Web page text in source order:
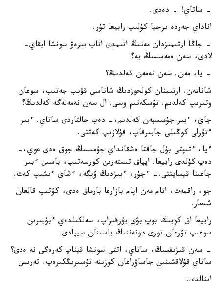
- ساتاي! - دەدى.
اناداي جەردە ىرجيا كۇلىپ رابيعا تۇر.
- جاڭا ارتىمىزدان مەنىڭ اتىمدى اتاپ بىرەۋ سونشا ايقاي-
لادى، سەن ەمەسسىڭ بە؟
- يا، مەن. سەن نەمەن كەلدىڭ؟
شانامەن. ارتىمنان كولحوزدىڭ شاناسى قۋىپ جەتىپ، سوعان
وتىرىپ كەلدىم. تۇسكەنىم وسى. ال سەن نەمەنەگە كەلدىڭ؟
جاي، ءبىر جۇمىسپەن كەلدىم،- دەپ جالتاردى ساتاي. ءبىر
ءتۇرلى كوڭىلى جابىرقاپ، قۇلازىپ كەتتى.
ءيا، ءتىپتى بۇل جاقتا ەشقانداي جۇمىسىڭ جوق ەدى عوي،-
دەپ كۇلدى رابيعا. اپپاق تىستەرىن كورسەتىپ، باسىن ءبىر
جاعىنا قيسايتتى.- ءجۇر، ءبىزدىڭ ۇيگە، ءشاي ءىشىپ كەت.
جو، راقمەت، اتام مەن اپام بازارعا بارماق ەدى، كۇتىپ قالعان
شىعار.
رابيعا اق كوبىك بوپ بۋى بۇرقىراپ، سەلكىلدەي ءبۇيىرىن
سوعىپ تۇرعان تورى دونەننىڭ باسىنان سيپادى.
- سەن قىزىقسىڭ، ساتاي، اتتى سونشا قيناپ كەرەگى نە ەدى؟
ساتاي قۇلاقشىنىن جاساۋراعان كوزىنە تۇسىرىڭكىرەپ، تەرىس